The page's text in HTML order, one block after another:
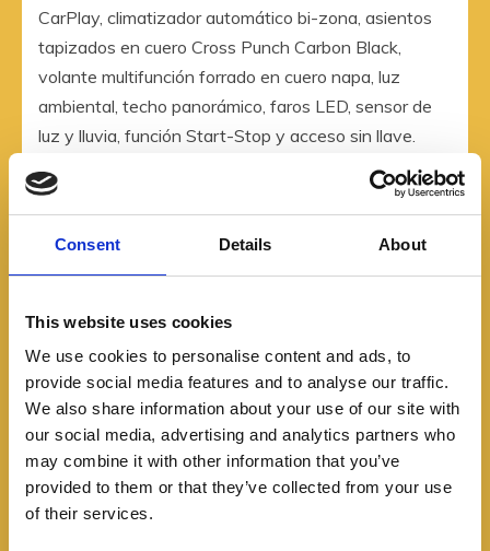
Consent Details About
This website uses cookies
We use cookies to personalise content and ads, to
provide social media features and to analyse our traffic.
We also share information about your use of our site with
our social media, advertising and analytics partners who
may combine it with other information that you’ve
provided to them or that they’ve collected from your use
of their services.
CarPlay, climatizador automático bi-zona, asientos
tapizados en cuero Cross Punch Carbon Black,
volante multifunción forrado en cuero napa, luz
ambiental, techo panorámico, faros LED, sensor de
luz y lluvia, función Start-Stop y acceso sin llave.